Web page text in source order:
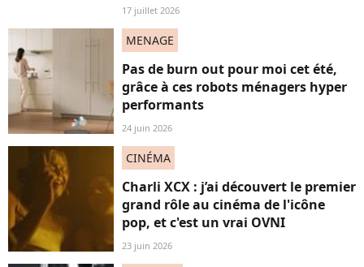
17 juillet 2026
MENAGE
Pas de burn out pour moi cet été,
grâce à ces robots ménagers hyper
performants
24 juin 2026
CINÉMA
Charli XCX : j’ai découvert le premier
grand rôle au cinéma de l'icône
pop, et c'est un vrai OVNI
23 juin 2026